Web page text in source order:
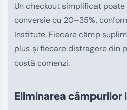
Un checkout simplificat
conversie cu 20–35%,
Institute. Fiecare câmp
plus și fiecare distragere din
costă comenzi.
Eliminarea câmpurilor